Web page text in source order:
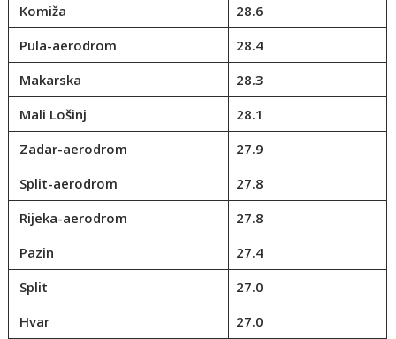
Komiža
28.6
Pula-aerodrom
28.4
Makarska
28.3
Mali Lošinj
28.1
Zadar-aerodrom
27.9
Split-aerodrom
27.8
Rijeka-aerodrom
27.8
Pazin
27.4
Split
27.0
Hvar
27.0